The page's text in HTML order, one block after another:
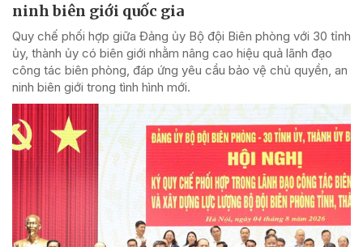
ninh biên giới quốc gia
Quy chế phối hợp giữa Đảng ủy Bộ đội Biên phòng với 30 tỉnh
ủy, thành ủy có biên giới nhằm nâng cao hiệu quả lãnh đạo
công tác biên phòng, đáp ứng yêu cầu bảo vệ chủ quyền, an
ninh biên giới trong tình hình mới.